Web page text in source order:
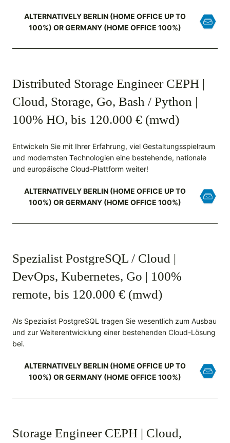
ALTERNATIVELY BERLIN (HOME OFFICE UP TO
100%) OR GERMANY (HOME OFFICE 100%)
Distributed Storage Engineer CEPH |
Cloud, Storage, Go, Bash / Python |
100% HO, bis 120.000 € (mwd)
Entwickeln Sie mit Ihrer Erfahrung, viel Gestaltungsspielraum
und modernsten Technologien eine bestehende, nationale
und europäische Cloud-Plattform weiter!
ALTERNATIVELY BERLIN (HOME OFFICE UP TO
100%) OR GERMANY (HOME OFFICE 100%)
Spezialist PostgreSQL / Cloud |
DevOps, Kubernetes, Go | 100%
remote, bis 120.000 € (mwd)
Als Spezialist PostgreSQL tragen Sie wesentlich zum Ausbau
und zur Weiterentwicklung einer bestehenden Cloud-Lösung
bei.
ALTERNATIVELY BERLIN (HOME OFFICE UP TO
100%) OR GERMANY (HOME OFFICE 100%)
Storage Engineer CEPH | Cloud,